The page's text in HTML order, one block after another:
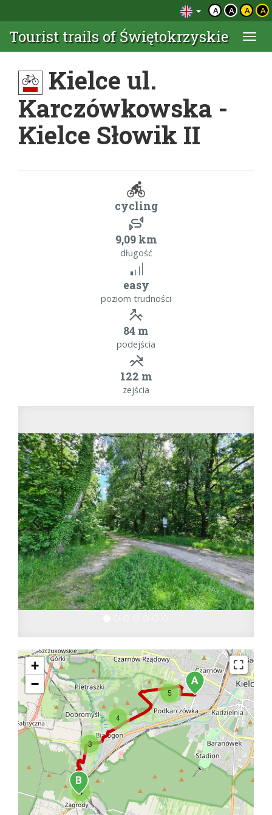
A A A A
Tourist trails of Świętokrzyskie
Kielce ul.
Karczówkowska -
Kielce Słowik II
cycling
9,09 km
długość
easy
poziom trudności
84 m
podejścia
122 m
zejścia
4
3
4
5
+
−